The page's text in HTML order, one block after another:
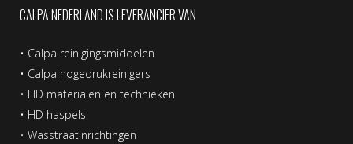
CALPA NEDERLAND IS LEVERANCIER VAN
• Calpa reinigingsmiddelen
• Calpa hogedrukreinigers
• HD materialen en technieken
• HD haspels
• Wasstraatinrichtingen